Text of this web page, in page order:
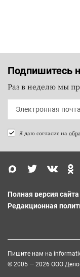
Подпишитесь
Раз в неделю мы
Я даю согласие на
Полная версия сайта
Редакционная
Пишите нам на
© 2005 — 2026 ООО